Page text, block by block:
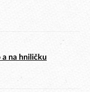
na hniličku